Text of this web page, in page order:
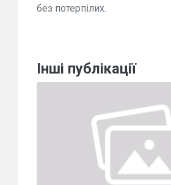
без потерпілих.
Інші публікації